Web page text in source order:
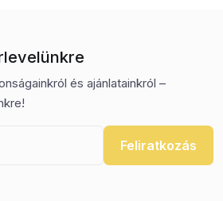
és ajánlatainkról –
Feliratkozás